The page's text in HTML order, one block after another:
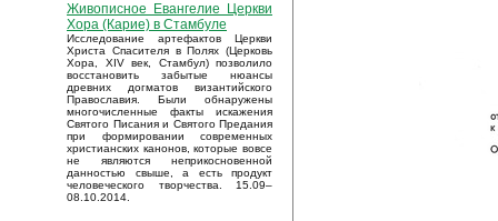
Живописное Евангелие Церкви
Хора (Карие) в Стамбуле
Исследование артефактов Церкви
Христа Спасителя в Полях (Церковь
Хора, XIV век, Стамбул) позволило
восстановить забытые нюансы
древних догматов византийского
Православия. Были обнаружены
многочисленные факты искажения
Святого Писания и Святого Предания
при формировании современных
христианских канонов, которые вовсе
не являются неприкосновенной
данностью свыше, а есть продукт
человеческого творчества. 15.09–
08.10.2014.